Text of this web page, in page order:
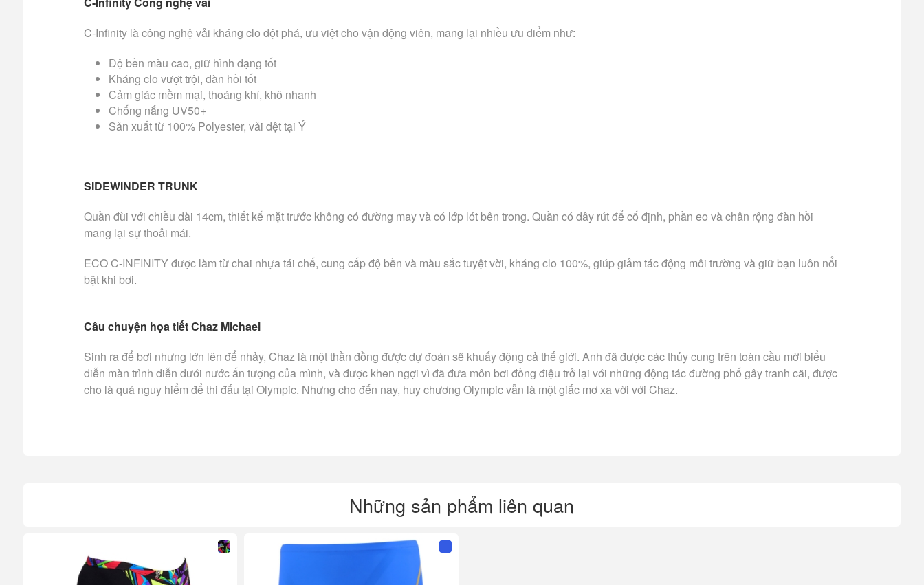
C-Infinity là công nghệ vải kháng clo đột phá, ưu việt cho vận động viên, mang lại nhiều ưu điểm như:
Độ bền màu cao, giữ hình dạng tốt
Kháng clo vượt trội, đàn hồi tốt
Cảm giác mềm mại, thoáng khí, khô nhanh
Chống nắng UV50+
Sản xuất từ 100% Polyester, vải dệt tại Ý
SIDEWINDER TRUNK
Quần đùi với chiều dài 14cm, thiết kế mặt trước không có đường may và có lớp lót bên trong. Quần có dây rút để cố định, phần eo và chân rộng đàn hồi
mang lại sự thoải mái.
ECO C-INFINITY được làm từ chai nhựa tái chế, cung cấp độ bền và màu sắc tuyệt vời, kháng clo 100%, giúp giảm tác động môi trường và giữ bạn luôn nổi
bật khi bơi.
Câu chuyện họa tiết Chaz Michael
Sinh ra để bơi nhưng lớn lên để nhảy, Chaz là một thần đồng được dự đoán sẽ khuấy động cả thế giới. Anh đã được các thủy cung trên toàn cầu mời biểu
diễn màn trình diễn dưới nước ấn tượng của mình, và được khen ngợi vì đã đưa môn bơi đồng điệu trở lại với những động tác đường phố gây tranh cãi, được
cho là quá nguy hiểm để thi đấu tại Olympic. Nhưng cho đến nay, huy chương Olympic vẫn là một giấc mơ xa vời với Chaz.
Những sản phẩm liên quan